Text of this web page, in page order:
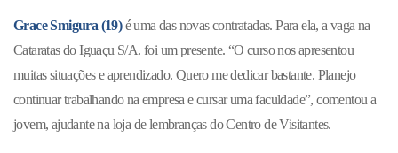
Grace Smigura (19)é uma das novas contratadas. Para ela, a vaga na
Cataratas do Iguaçu S/A. foi um presente. “O curso nos apresentou
muitas situações e aprendizado. Quero me dedicar bastante. Planejo
continuar trabalhando na empresa e cursar uma faculdade”, comentou a
jovem, ajudante na loja de lembranças do Centro de Visitantes.